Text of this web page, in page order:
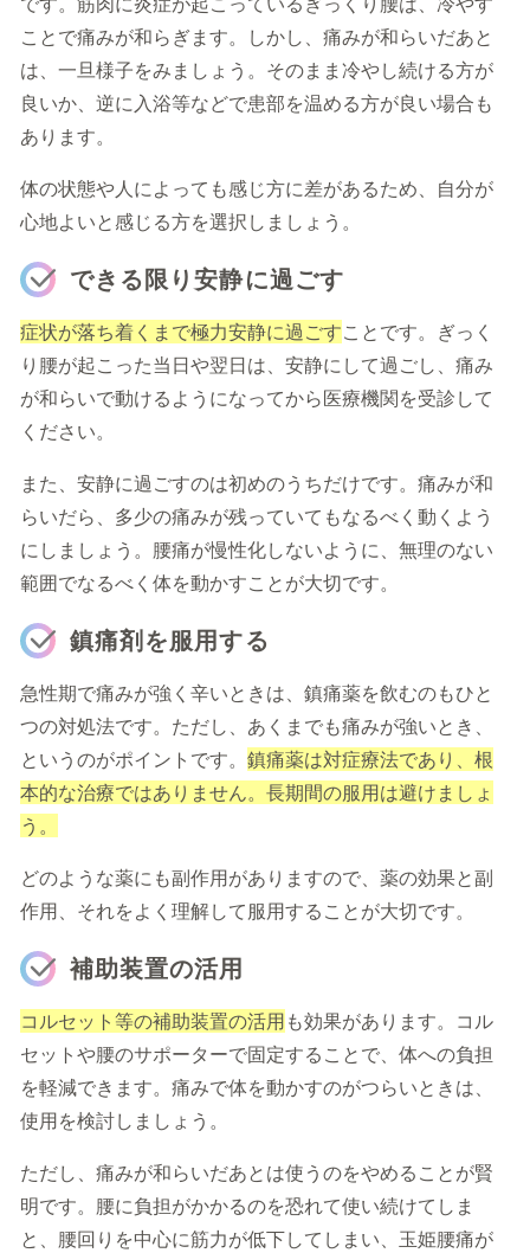
ことで痛みが和らぎます。しかし、痛みが和らいだあと
は、一旦様子をみましょう。そのまま冷やし続ける方が
良いか、逆に入浴等などで患部を温める方が良い場合も
あります。
体の状態や人によっても感じ方に差があるため、自分が
心地よいと感じる方を選択しましょう。
できる限り安静に過ごす
症状が落ち着くまで極力安静に過ごすことです。ぎっく
り腰が起こった当日や翌日は、安静にして過ごし、痛み
が和らいで動けるようになってから医療機関を受診して
ください。
また、安静に過ごすのは初めのうちだけです。痛みが和
らいだら、多少の痛みが残っていてもなるべく動くよう
にしましょう。腰痛が慢性化しないように、無理のない
範囲でなるべく体を動かすことが大切です。
鎮痛剤を服用する
急性期で痛みが強く辛いときは、鎮痛薬を飲むのもひと
つの対処法です。ただし、あくまでも痛みが強いとき、
というのがポイントです。 鎮痛薬は対症療法であり、根
本的な治療ではありません。長期間の服用は避けましょ
う。
どのような薬にも副作用がありますので、薬の効果と副
作用、それをよく理解して服用することが大切です。
補助装置の活用
コルセット等の補助装置の活用 も効果があります。コル
セットや腰のサポーターで固定することで、体への負担
を軽減できます。痛みで体を動かすのがつらいときは、
使用を検討しましょう。
ただし、痛みが和らいだあとは使うのをやめることが賢
明です。腰に負担がかかるのを恐れて使い続けてしま
と、腰回りを中心に筋力が低下してしまい、玉姫腰痛が